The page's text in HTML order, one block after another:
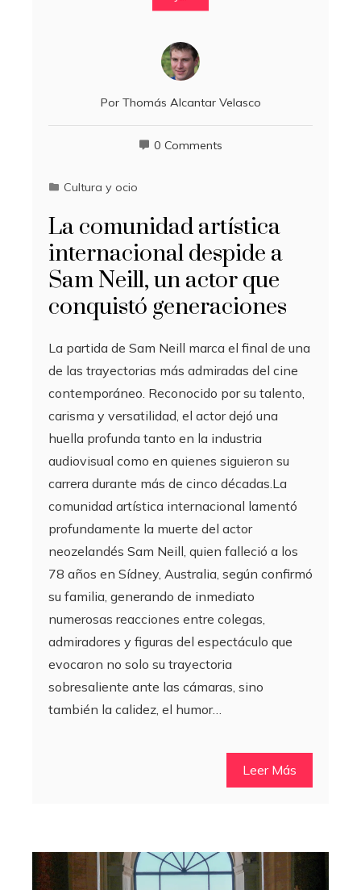
Por Thomás Alcantar Velasco
0 Comments
Cultura y ocio
La comunidad artística
internacional despide a
Sam Neill, un actor que
conquistó generaciones
La partida de Sam Neill marca el final de una
de las trayectorias más admiradas del cine
contemporáneo. Reconocido por su talento,
carisma y versatilidad, el actor dejó una
huella profunda tanto en la industria
audiovisual como en quienes siguieron su
carrera durante más de cinco décadas.La
comunidad artística internacional lamentó
profundamente la muerte del actor
neozelandés Sam Neill, quien falleció a los
78 años en Sídney, Australia, según confirmó
su familia, generando de inmediato
numerosas reacciones entre colegas,
admiradores y figuras del espectáculo que
evocaron no solo su trayectoria
sobresaliente ante las cámaras, sino
también la calidez, el humor…
Leer Más